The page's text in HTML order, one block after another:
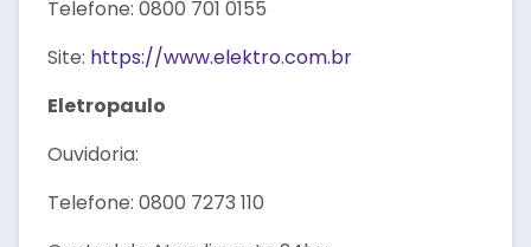
Telefone: 0800 701 0155
Site: https://www.elektro.com.br
Eletropaulo
Ouvidoria:
Telefone: 0800 7273 110